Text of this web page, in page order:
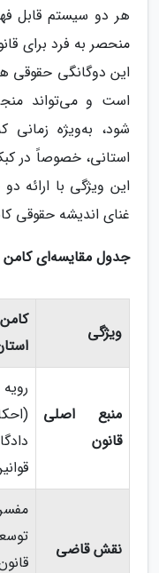
هر دو سیستم قابل
منحصر به فرد برای
این دوگانگی
است و می‌تواند
شود، به‌ویژه
استانی، خصوصاً در
این ویژگی با ارائه
غنای اندیشه حقوقی
جدول مقایسه‌ای کامن
ویژگی
منبع اصلی
قانون
نقش قاضی